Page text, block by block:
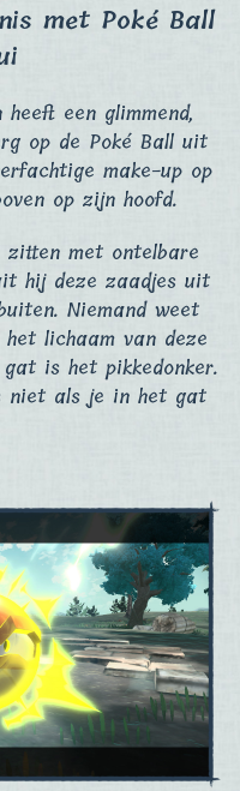
met Poké Ball
een glimmend,
op de Poké Ball uit
make-up op
op zijn hoofd.​
met ontelbare
hij deze zaadjes uit
Niemand weet
lichaam van deze
is het pikkedonker.
niet als je in het gat